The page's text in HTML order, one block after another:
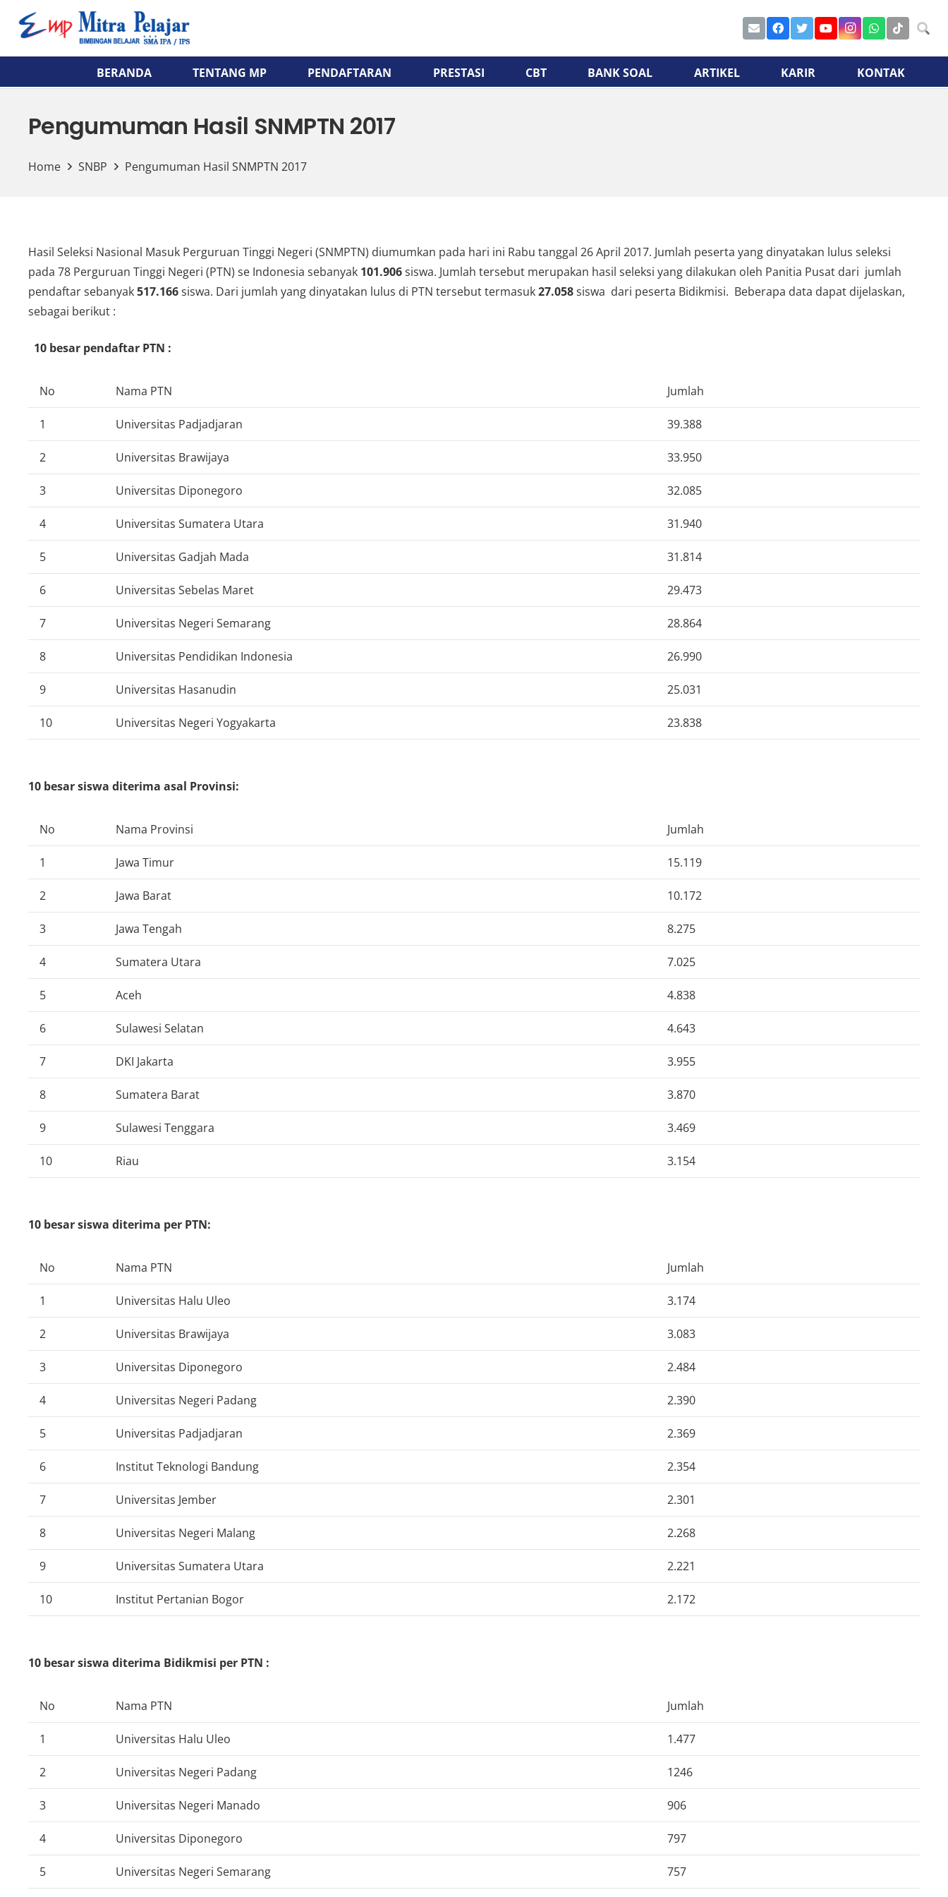
BERANDA TENTANG MP PENDAFTARAN PRESTASI CBT BANK SOAL ARTIKEL KARIR KONTAK
Pengumuman Hasil SNMPTN 2017
Home SNBP Pengumuman Hasil SNMPTN 2017
Hasil Seleksi Nasional Masuk Perguruan Tinggi Negeri (SNMPTN) diumumkan pada hari ini Rabu tanggal 26 April 2017. Jumlah peserta yang dinyatakan lulus seleksi
pada 78 Perguruan Tinggi Negeri (PTN) se Indonesia sebanyak 101.906siswa. Jumlah tersebut merupakan hasil seleksi yang dilakukan oleh Panitia Pusat dari jumlah
pendaftar sebanyak517.166siswa. Dari jumlah yang dinyatakan lulus di PTN tersebut termasuk27.058siswa dari peserta Bidikmisi. Beberapa data dapat dijelaskan,
sebagai berikut :
10 besar pendaftar PTN :
No Nama PTN Jumlah
1 Universitas Padjadjaran 39.388
2 Universitas Brawijaya 33.950
3 Universitas Diponegoro 32.085
4 Universitas Sumatera Utara 31.940
5 Universitas Gadjah Mada 31.814
6 Universitas Sebelas Maret 29.473
7 Universitas Negeri Semarang 28.864
8 Universitas Pendidikan Indonesia 26.990
9 Universitas Hasanudin 25.031
10 Universitas Negeri Yogyakarta 23.838
10 besar siswa diterima asal Provinsi:
No Nama Provinsi Jumlah
1 Jawa Timur 15.119
2 Jawa Barat 10.172
3 Jawa Tengah 8.275
4 Sumatera Utara 7.025
5 Aceh 4.838
6 Sulawesi Selatan 4.643
7 DKI Jakarta 3.955
8 Sumatera Barat 3.870
9 Sulawesi Tenggara 3.469
10 Riau 3.154
10 besar siswa diterima per PTN:
No Nama PTN Jumlah
1 Universitas Halu Uleo 3.174
2 Universitas Brawijaya 3.083
3 Universitas Diponegoro 2.484
4 Universitas Negeri Padang 2.390
5 Universitas Padjadjaran 2.369
6 Institut Teknologi Bandung 2.354
7 Universitas Jember 2.301
8 Universitas Negeri Malang 2.268
9 Universitas Sumatera Utara 2.221
10 Institut Pertanian Bogor 2.172
10 besar siswa diterima Bidikmisi per PTN :
No Nama PTN Jumlah
1 Universitas Halu Uleo 1.477
2 Universitas Negeri Padang 1246
3 Universitas Negeri Manado 906
4 Universitas Diponegoro 797
5 Universitas Negeri Semarang 757